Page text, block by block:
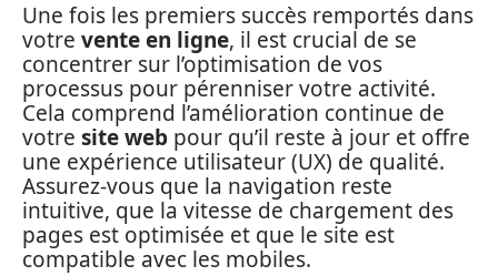
Une fois les premiers succès remportés dans
votre vente en ligne, il est crucial de se
concentrer sur l’optimisation de vos
processus pour pérenniser votre activité.
Cela comprend l’amélioration continue de
votre site web pour qu’il reste à jour et offre
une expérience utilisateur (UX) de qualité.
Assurez-vous que la navigation reste
intuitive, que la vitesse de chargement des
pages est optimisée et que le site est
compatible avec les mobiles.